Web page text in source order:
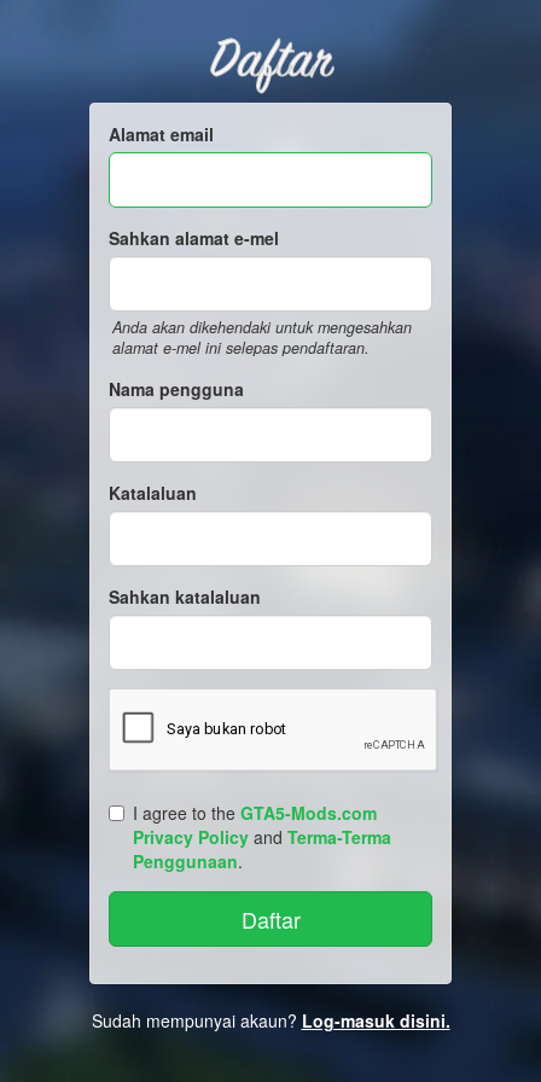
Daftar
Alamat email
Sahkan alamat e-mel
Anda akan dikehendaki untuk mengesahkan
alamat e-mel ini selepas pendaftaran.
Nama pengguna
Katalaluan
Sahkan katalaluan
I agree to the GTA5-Mods.com
Privacy Policy and Terma-Terma
Penggunaan.
Sudah mempunyai akaun? Log-masuk disini.